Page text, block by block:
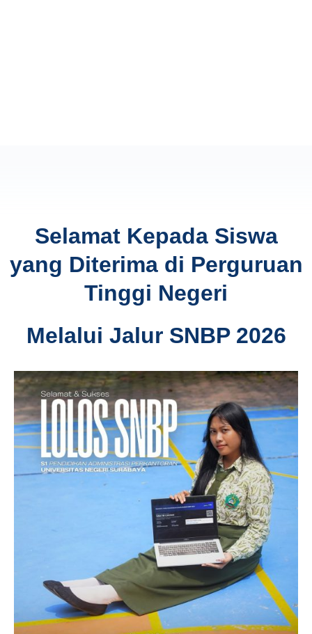
Selamat Kepada Siswa
yang Diterima di Perguruan
Tinggi Negeri
Melalui Jalur SNBP 2026